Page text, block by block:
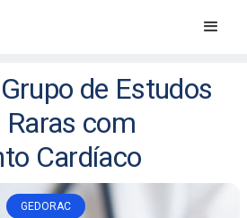
de Estudos
com
Cardíaco
GEDORAC